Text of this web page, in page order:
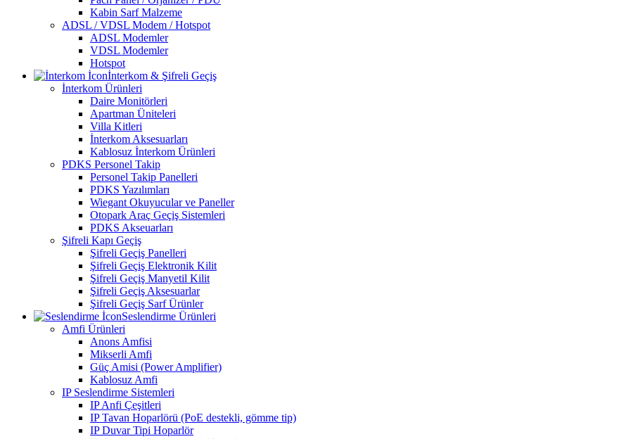
Kabin Sarf Malzeme
ADSL / VDSL Modem / Hotspot
ADSL Modemler
VDSL Modemler
Hotspot
İnterkom & Şifreli Geçiş
İnterkom Ürünleri
Daire Monitörleri
Apartman Üniteleri
Villa Kitleri
İnterkom Aksesuarları
Kablosuz İnterkom Ürünleri
PDKS Personel Takip
Personel Takip Panelleri
PDKS Yazılımları
Wiegant Okuyucular ve Paneller
Otopark Araç Geçiş Sistemleri
PDKS Akseuarları
Şifreli Kapı Geçiş
Şifreli Geçiş Panelleri
Şifreli Geçiş Elektronik Kilit
Şifreli Geçiş Manyetil Kilit
Şifreli Geçiş Aksesuarlar
Şifreli Geçiş Sarf Ürünler
Seslendirme Ürünleri
Amfi Ürünleri
Anons Amfisi
Mikserli Amfi
Güç Amisi (Power Amplifier)
Kablosuz Amfi
IP Seslendirme Sistemleri
IP Anfi Çeşitleri
IP Tavan Hoparlörü (PoE destekli, gömme tip)
IP Duvar Tipi Hoparlör